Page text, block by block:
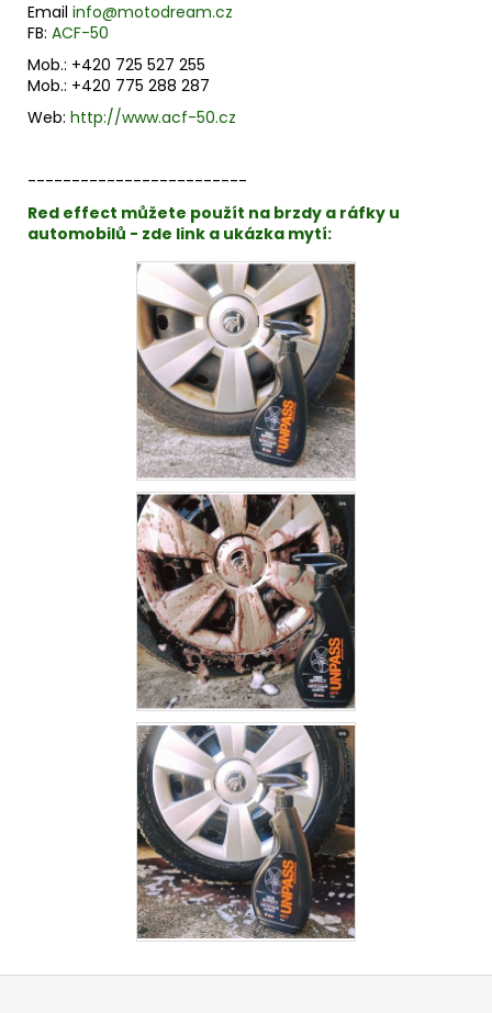
Email info@motodream.cz
FB: ACF-50
Mob.: +420 725 527 255
Mob.: +420 775 288 287
Web: http://www.acf-50.cz
-------------------------
Red effect můžete použít na brzdy a ráfky u
automobilů - zde link a ukázka mytí:
Z